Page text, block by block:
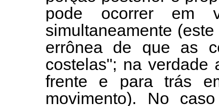
pode ocorrer em
simultaneamente
errônea de que as
costelas"; na verdade
frente e para trás
movimento). No